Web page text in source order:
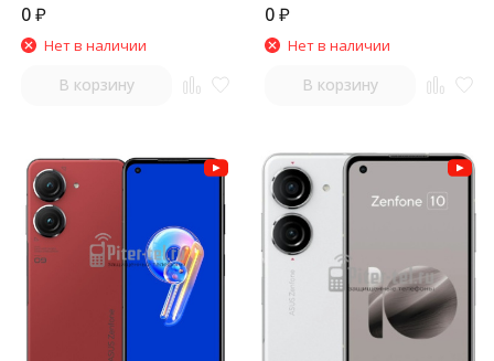
0₽
Нет в наличии
В корзину
0₽
Нет в наличии
В корзину